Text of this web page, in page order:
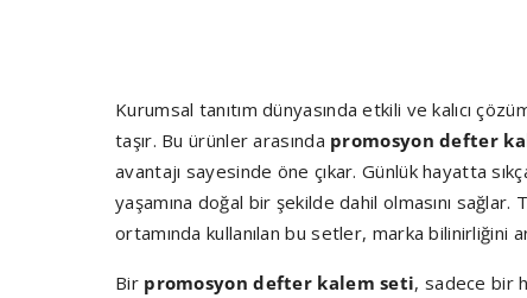
Kurumsal tanıtım dünyasında etkili ve kalıcı
taşır. Bu ürünler arasında promosyon defter
avantajı sayesinde öne çıkar. Günlük hayatta
yaşamına doğal bir şekilde dahil olmasını
ortamında kullanılan bu setler, marka bilinirliğini
Bir promosyon defter kalem seti, sadece bir